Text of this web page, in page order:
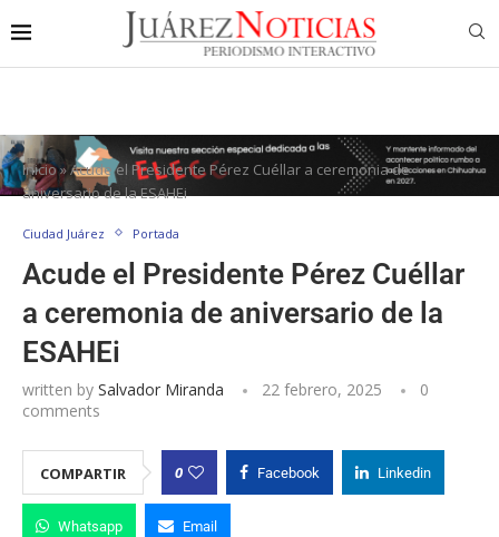
Inicio»Acude el Presidente Pérez Cuéllar a ceremonia de
aniversario de la ESAHEi
Ciudad Juárez Portada
Acude el Presidente Pérez Cuéllar
a ceremonia de aniversario de la
ESAHEi
written by Salvador Miranda 22 febrero, 2025
0
comments
COMPARTIR 0 Facebook Linkedin
Whatsapp Email